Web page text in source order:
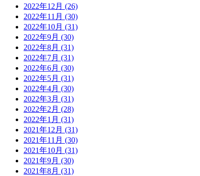
2022年12月 (26)
2022年11月 (30)
2022年10月 (31)
2022年9月 (30)
2022年8月 (31)
2022年7月 (31)
2022年6月 (30)
2022年5月 (31)
2022年4月 (30)
2022年3月 (31)
2022年2月 (28)
2022年1月 (31)
2021年12月 (31)
2021年11月 (30)
2021年10月 (31)
2021年9月 (30)
2021年8月 (31)